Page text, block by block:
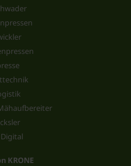
Digital
KRONE